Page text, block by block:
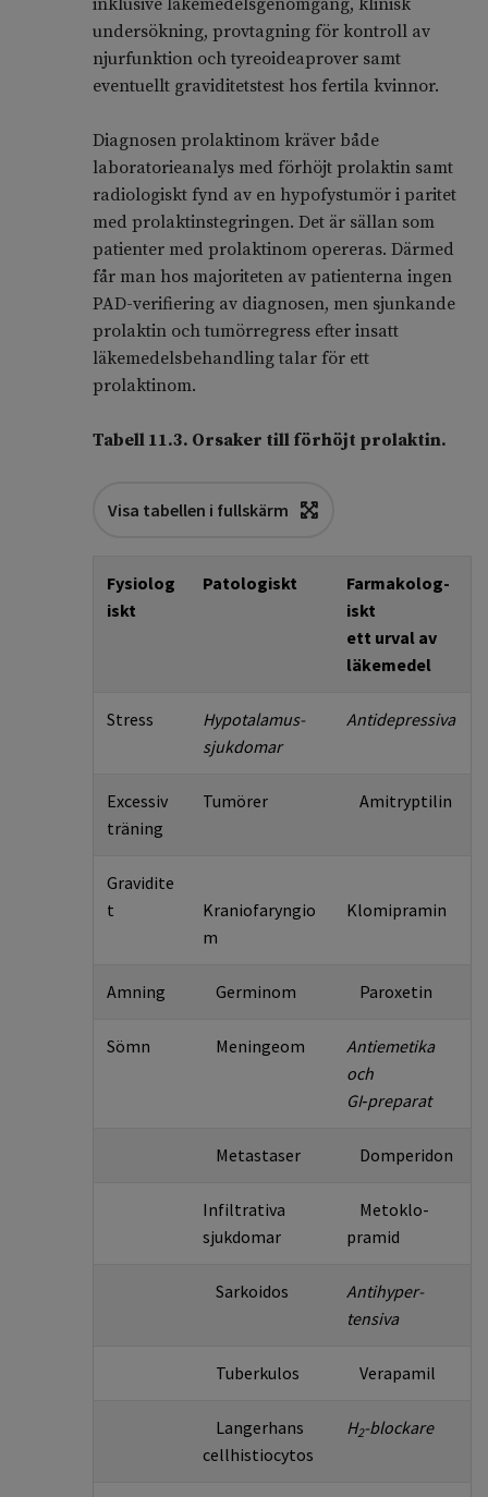
inklusive läkemedelsgenomgång, klinisk
undersökning, provtagning för kontroll av
njurfunktion och tyreoideaprover samt
eventuellt graviditetstest hos fertila kvinnor.
Diagnosen prolaktinom kräver både
laboratorieanalys med förhöjt prolaktin samt
radiologiskt fynd av en hypofystumör i paritet
med prolaktinstegringen. Det är sällan som
patienter med prolaktinom opereras. Därmed
får man hos majoriteten av patienterna ingen
PAD-verifiering av diagnosen, men sjunkande
prolaktin och tumörregress efter insatt
läkemedelsbehandling talar för ett
prolaktinom.
Tabell 11.3. Orsaker till förhöjt prolaktin.
Visa tabellen i fullskärm
Fysiolog
iskt
Patologiskt
Farmakolog­
iskt
ett urval av
läkemedel
Stress
Hypotalamus­
sjukdomar
Antidepressiva
Excessiv
träning
Tumörer Amitryptilin
Gravidite
t
Kraniofaryngio
m
Klomipramin
Amning Germinom Paroxetin
Sömn Meningeom
Antiemetika
och
GI‑preparat
Metastaser Domperidon
Infiltrativa
sjukdomar
Metoklo­
pramid
Sarkoidos
Antihyper­­
tensiva
Tuberkulos Verapamil
Langerhans
cell­histio­cytos
H2-blockare